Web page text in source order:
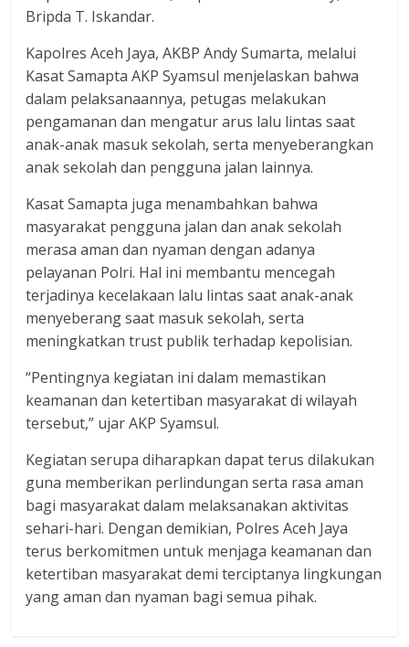
Bripda T. Iskandar.
Kapolres Aceh Jaya, AKBP Andy Sumarta, melalui
Kasat Samapta AKP Syamsul menjelaskan bahwa
dalam pelaksanaannya, petugas melakukan
pengamanan dan mengatur arus lalu lintas saat
anak-anak masuk sekolah, serta menyeberangkan
anak sekolah dan pengguna jalan lainnya.
Kasat Samapta juga menambahkan bahwa
masyarakat pengguna jalan dan anak sekolah
merasa aman dan nyaman dengan adanya
pelayanan Polri. Hal ini membantu mencegah
terjadinya kecelakaan lalu lintas saat anak-anak
menyeberang saat masuk sekolah, serta
meningkatkan trust publik terhadap kepolisian.
“Pentingnya kegiatan ini dalam memastikan
keamanan dan ketertiban masyarakat di wilayah
tersebut,” ujar AKP Syamsul.
Kegiatan serupa diharapkan dapat terus dilakukan
guna memberikan perlindungan serta rasa aman
bagi masyarakat dalam melaksanakan aktivitas
sehari-hari. Dengan demikian, Polres Aceh Jaya
terus berkomitmen untuk menjaga keamanan dan
ketertiban masyarakat demi terciptanya lingkungan
yang aman dan nyaman bagi semua pihak.